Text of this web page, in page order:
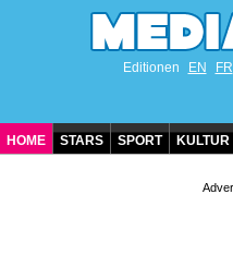
Editionen EN FR
HOME STARS SPORT KULTUR